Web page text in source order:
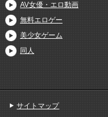
AV女優・エロ動画
無料エロゲー
美少女ゲーム
同人
サイトマップ